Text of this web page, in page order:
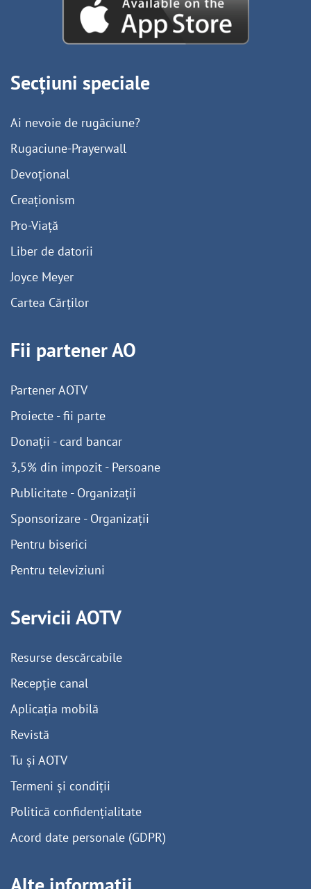
Secțiuni speciale
Ai nevoie de rugăciune?
Rugaciune-Prayerwall
Devoțional
Creaționism
Pro-Viață
Liber de datorii
Joyce Meyer
Cartea Cărților
Fii partener AO
Partener AOTV
Proiecte - fii parte
Donații - card bancar
3,5% din impozit - Persoane
Publicitate - Organizații
Sponsorizare - Organizații
Pentru biserici
Pentru televiziuni
Servicii AOTV
Resurse descărcabile
Recepție canal
Aplicația mobilă
Revistă
Tu și AOTV
Termeni și condiții
Politică confidențialitate
Acord date personale (GDPR)